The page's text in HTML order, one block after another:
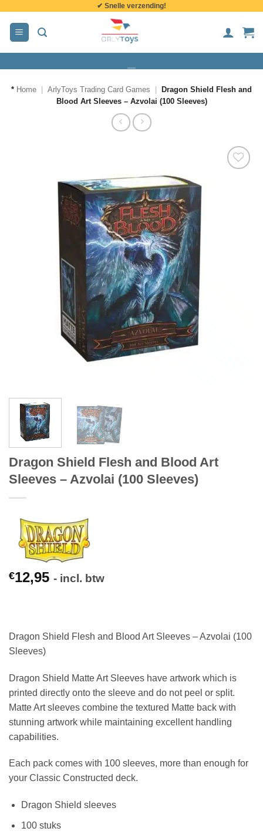
inhoud
✔ Snelle verzending!
* Home ArlyToys Trading Card Games
Dragon Shield Flesh and
Blood Art Sleeves – Azvolai (100 Sleeves)
Dragon Shield Flesh and Blood Art
Sleeves – Azvolai (100 Sleeves)
€12,95 - incl. btw
Dragon Shield Flesh and Blood Art Sleeves – Azvolai (100
Sleeves)
Dragon Shield Matte Art Sleeves have artwork which is
printed directly onto the sleeve and do not peel or split.
Matte Art sleeves combine the textured Matte back with
stunning artwork while maintaining excellent handling
capabilities.
Each pack comes with 100 sleeves, more than enough for
your Classic Constructed deck.
Dragon Shield sleeves
100 stuks